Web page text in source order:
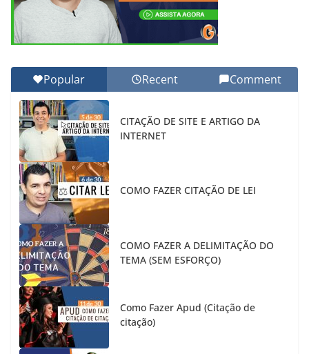
Popular Recent Comment
CITAÇÃO DE SITE E ARTIGO DA
INTERNET
COMO FAZER CITAÇÃO DE LEI
COMO FAZER A DELIMITAÇÃO DO
TEMA (SEM ESFORÇO)
Como Fazer Apud (Citação de
citação)